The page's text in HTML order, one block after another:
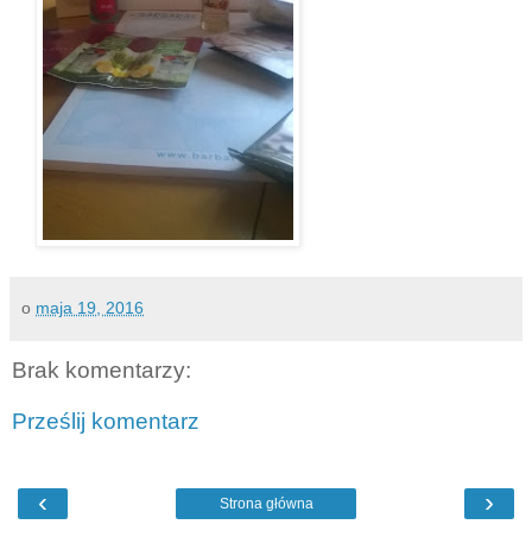
o maja 19, 2016
Brak komentarzy:
Prześlij komentarz
‹ ›
Strona główna